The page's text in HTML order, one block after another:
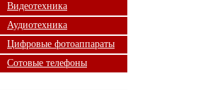
Видеотехника
Аудиотехника
Цифровые фотоаппараты
Сотовые телефоны